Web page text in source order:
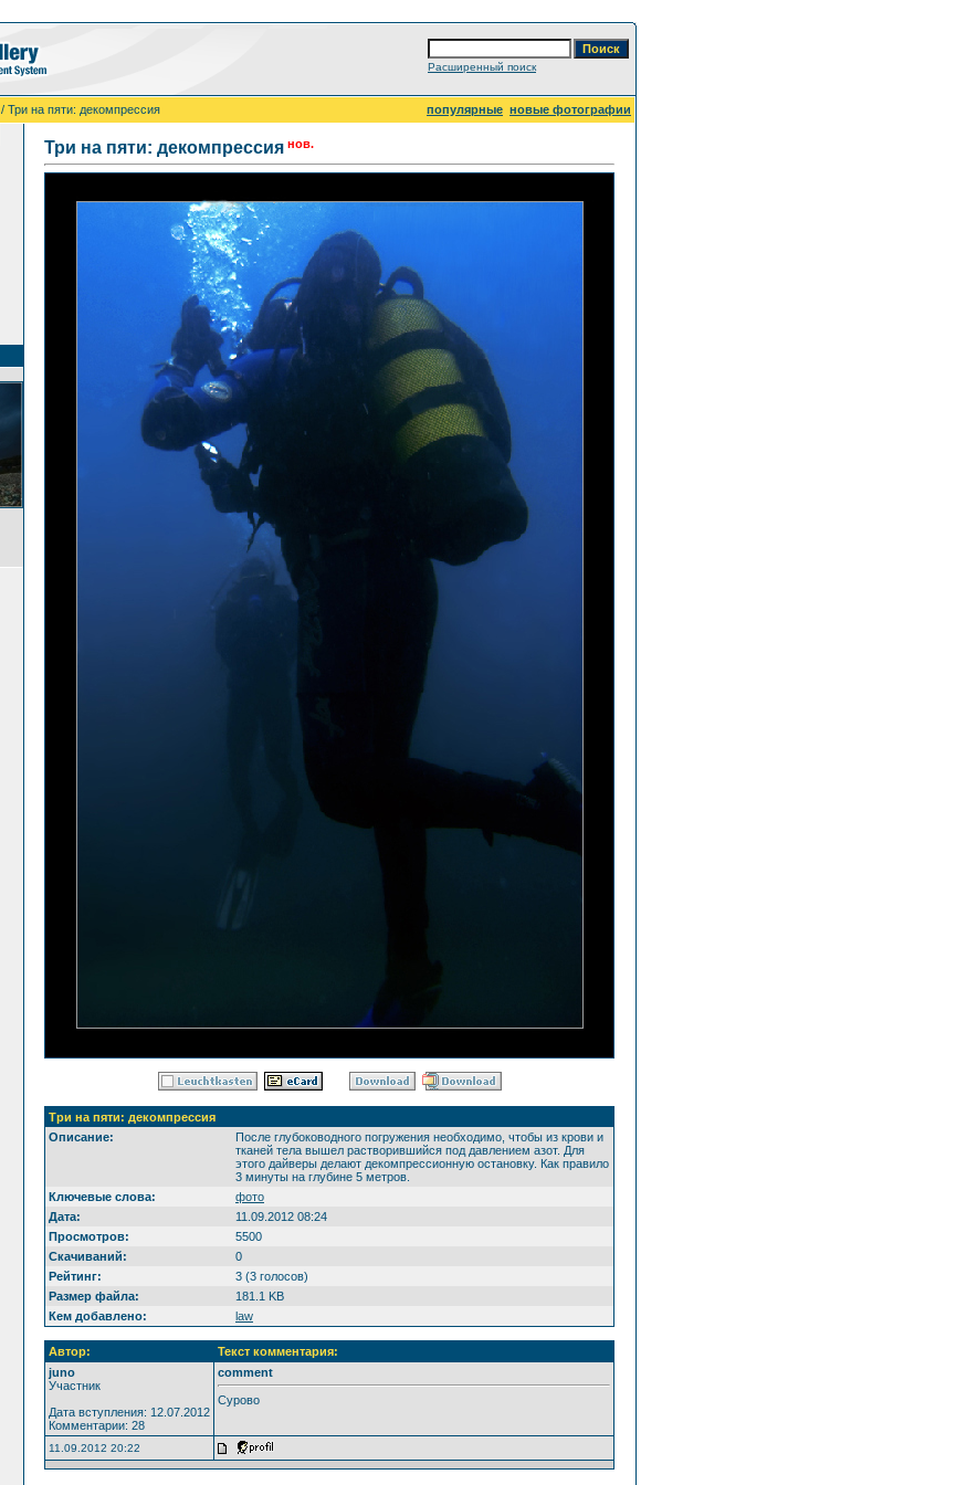
Расширенный поиск
/ Три на пяти: декомпрессия популярные новые фотографии
Три на пяти: декомпрессия нов.
Три на пяти: декомпрессия
Описание:
После глубоководного погружения необходимо, чтобы из крови и
тканей тела вышел растворившийся под давлением азот. Для
этого дайверы делают декомпрессионную остановку. Как правило
3 минуты на глубине 5 метров.
Ключевые слова:
фото
Дата:
11.09.2012 08:24
Просмотров:
5500
Скачиваний:
0
Рейтинг:
3 (3 голосов)
Размер файла:
181.1 KB
Кем добавлено:
law
Автор:
Текст комментария:
juno
Участник
Дата вступления: 12.07.2012
Комментарии: 28
comment
Сурово
11.09.2012 20:22